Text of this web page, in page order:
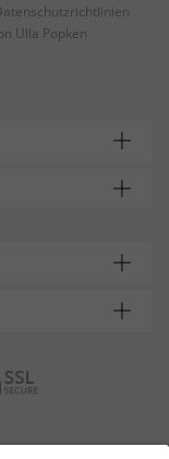
Ulla Popken